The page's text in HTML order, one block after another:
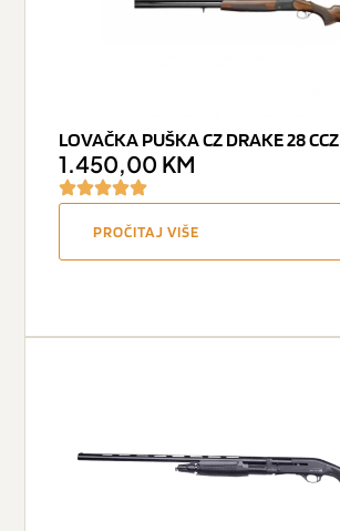
LOVAČKA PUŠKA CZ DRAKE 28 CCZ
1.450,00 KM
PROČITAJ VIŠE